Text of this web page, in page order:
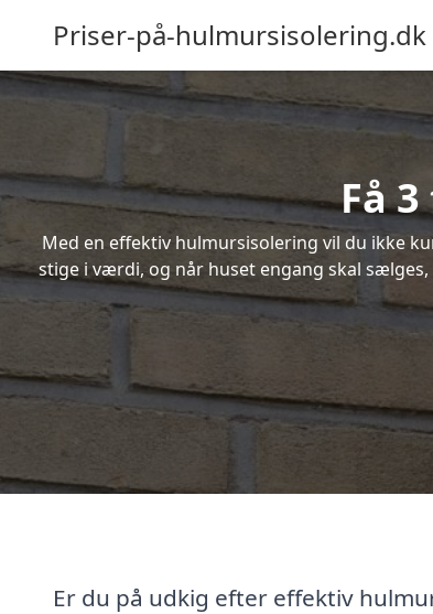
Priser-på-hulmursisolering.dk
Få
Med en effektiv hulmursisolering vil du ikke
stige i værdi, og når huset engang skal
Er du på udkig efter effektiv